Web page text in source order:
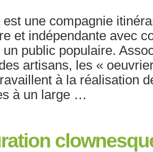
une compagnie
et indépendante avec
un public populaire.
artisans, les «
à la réalisation
à un large …